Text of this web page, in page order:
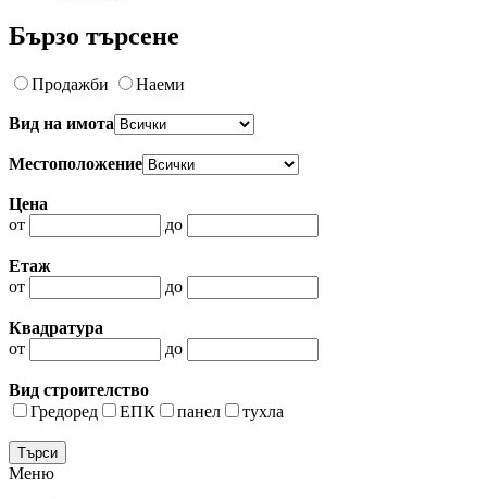
Бързо търсене
Продажби Наеми
Вид на имота
Местоположение
Цена
от
до
Етаж
от
до
Квадратура
от
до
Вид строителство
Гредоред
ЕПК панел тухла
Меню